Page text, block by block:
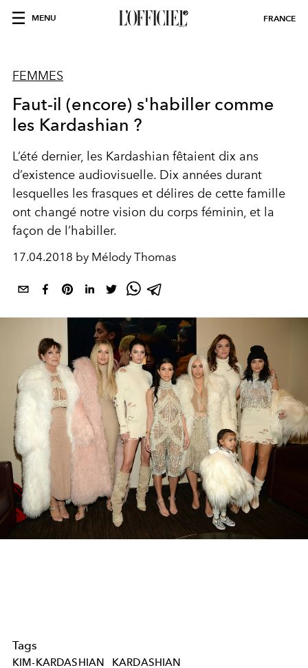
MENU FRANCE
FEMMES
Faut-il (encore) s'habiller comme
les Kardashian ?
L’été dernier, les Kardashian fêtaient dix ans
d’existence audiovisuelle. Dix années durant
lesquelles les frasques et délires de cette famille
ont changé notre vision du corps féminin, et la
façon de l’habiller.
17.04.2018 by Mélody Thomas
Tags
KIM-KARDASHIAN KARDASHIAN